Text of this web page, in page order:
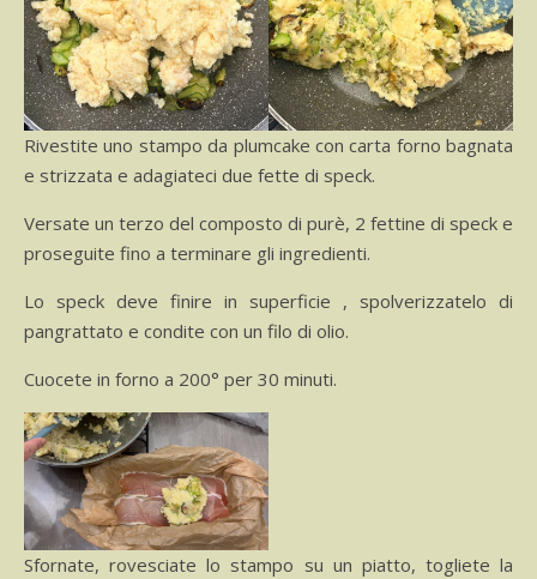
Rivestite uno stampo da plumcake con carta forno bagnata
e strizzata e adagiateci due fette di speck.
Versate un terzo del composto di purè, 2 fettine di speck e
proseguite fino a terminare gli ingredienti.
Lo speck deve finire in superficie , spolverizzatelo di
pangrattato e condite con un filo di olio.
Cuocete in forno a 200° per 30 minuti.
Sfornate, rovesciate lo stampo su un piatto, togliete la